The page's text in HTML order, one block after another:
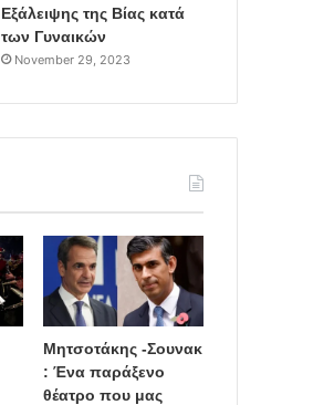
Εξάλειψης της Βίας κατά
των Γυναικών
November 29, 2023
Μητσοτάκης -Σουνακ
: Ένα παράξενο
θέατρο που μας